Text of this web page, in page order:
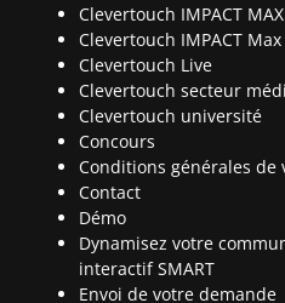
Clevertouch IMPACT MAX
Clevertouch IMPACT Max
Clevertouch Live
Clevertouch secteur
Clevertouch université
Concours
Conditions générales de
Contact
Démo
Dynamisez votre
interactif SMART
Envoi de votre demande